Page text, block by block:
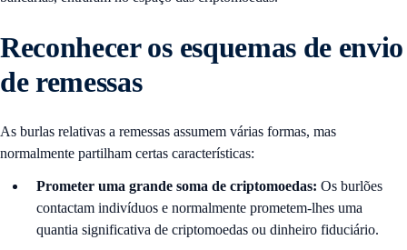
Reconhecer os esquemas de envio
de remessas
As burlas relativas a remessas assumem várias formas, mas
normalmente partilham certas características:
Prometer uma grande soma de criptomoedas: Os burlões
contactam indivíduos e normalmente prometem-lhes uma
quantia significativa de criptomoedas ou dinheiro fiduciário.